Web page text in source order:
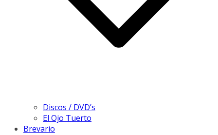
Discos / DVD’s
El Ojo Tuerto
Brevario